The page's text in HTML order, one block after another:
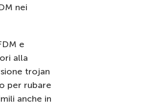
nei
e
alla
trojan
per rubare
anche in